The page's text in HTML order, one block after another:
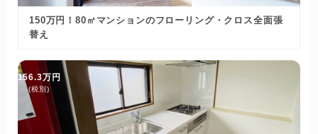
150万円！80㎡マンションのフローリング・クロス全面張
替え
156.3万円
(税別)